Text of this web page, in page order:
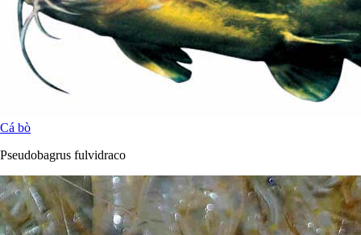
Cá bò
Pseudobagrus fulvidraco